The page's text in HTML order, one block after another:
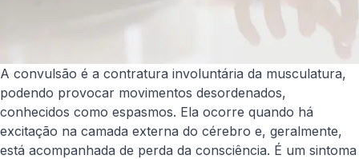
A convulsão é a contratura involuntária da musculatura,
podendo provocar movimentos desordenados,
conhecidos como espasmos. Ela ocorre quando há
excitação na camada externa do cérebro e, geralmente,
está acompanhada de perda da consciência. É um sintoma